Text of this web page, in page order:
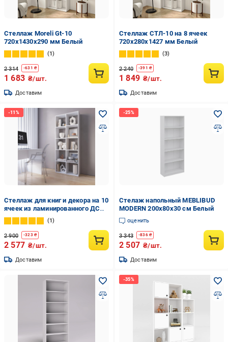
Стеллаж Moreli Gt-10
720x1430x290 мм Белый
1
2 314 -631 ₴
1 683 ₴/шт.
Доставим
Стеллаж СТЛ-10 на 8 ячеек
720x280x1427 мм Белый
3
2 240 -391 ₴
1 849 ₴/шт.
Доставим
Стеллаж для книг и декора на 10
ячеек из ламинированного ДСП
720x1780x290 мм Белый (hm-1-
wh)
1
2 900 -323₴
2 577 ₴/шт.
Доставим
Стелаж напольный MEBLIBUD
MODERN 200х80х30 см Белый
оценить
3 343 -836₴
2 507 ₴/шт.
Доставим